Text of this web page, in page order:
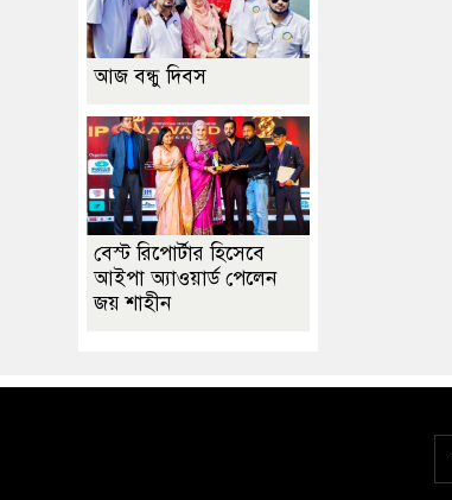
আজ বন্ধু দিবস
বেস্ট রিপোর্টার হিসেবে
আইপা অ্যাওয়ার্ড পেলেন
জয় শাহীন